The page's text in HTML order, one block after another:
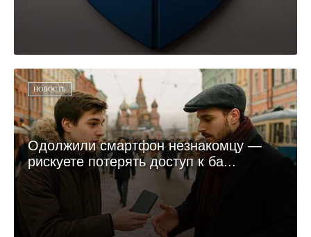
НОВОСТЬ
Одолжили смартфон незнакомцу —
рискуете потерять доступ к ба...